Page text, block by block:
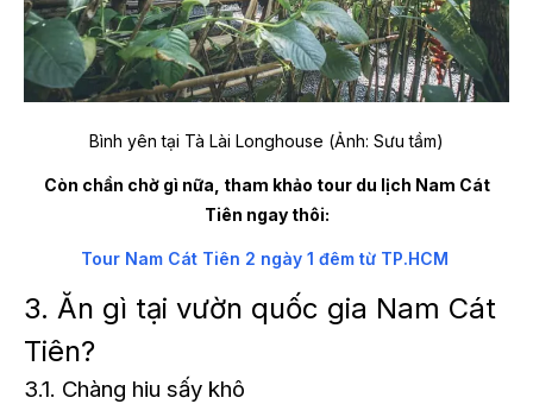
Bình yên tại Tà Lài Longhouse (Ảnh: Sưu tầm)
Còn chần chờ gì nữa, tham khảo tour du lịch Nam Cát
Tiên ngay thôi:
Tour Nam Cát Tiên 2 ngày 1 đêm từ TP.HCM
3. Ăn gì tại vườn quốc gia Nam Cát
Tiên?
3.1. Chàng hiu sấy khô